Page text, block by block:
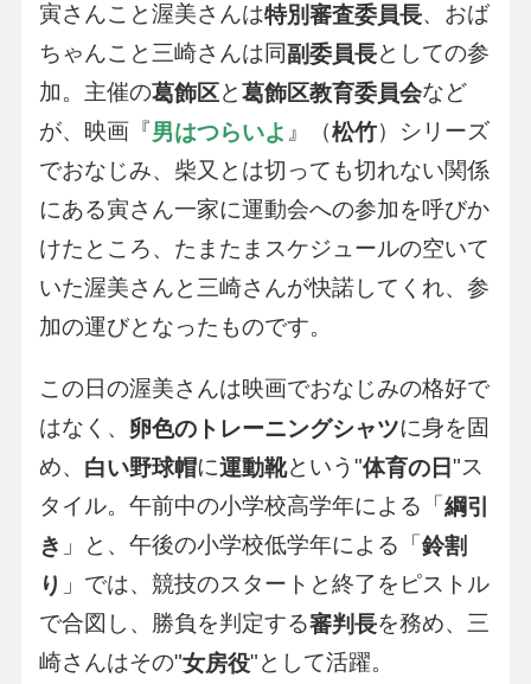
寅さんこと渥美さんは特別審査委員長、おば
ちゃんこと三崎さんは同副委員長としての参
加。主催の葛飾区と葛飾区教育委員会など
が、映画『男はつらいよ 』（松竹）シリーズ
でおなじみ、柴又とは切っても切れない関係
にある寅さん一家に運動会への参加を呼びか
けたところ、たまたまスケジュールの空いて
いた渥美さんと三崎さんが快諾してくれ、参
加の運びとなったものです。
この日の渥美さんは映画でおなじみの格好で
はなく、 卵色のトレーニングシャツに身を固
め、 白い野球帽に運動靴という"体育の日"ス
タイル。午前中の小学校高学年による「 綱引
き 」と、午後の小学校低学年による「 鈴割
り 」では、競技のスタートと終了をピストル
で合図し、勝負を判定する審判長を務め、三
崎さんはその"女房役"として活躍。